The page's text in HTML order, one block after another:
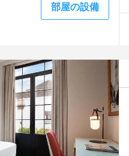
部屋の設備